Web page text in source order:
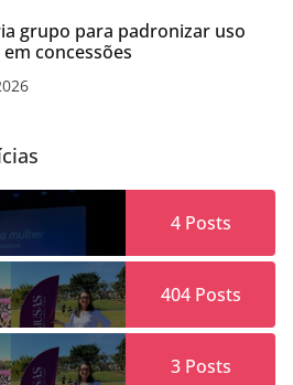
grupo para padronizar uso
concessões
4Posts
404Posts
3Posts